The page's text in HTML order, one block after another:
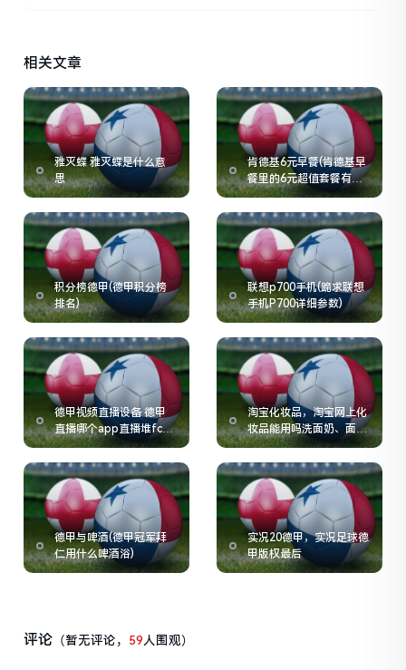
相关文章
雅灭蝶 雅灭蝶是什么意
思
肯德基6元早餐(肯德基早
餐里的6元超值套餐有什
么全国都有吗)
积分榜德甲(德甲积分榜
排名)
联想p700手机(跪求联想
手机P700详细参数)
德甲视频直播设备 德甲
直播哪个app直播堆fc3
典tv
淘宝化妆品，淘宝网上化
妆品能用吗洗面奶、面之
类的
德甲与啤酒(德甲冠军拜
仁用什么啤酒浴)
实况20德甲，实况足球德
甲版权最后
评论 （暂无评论， 59人围观）